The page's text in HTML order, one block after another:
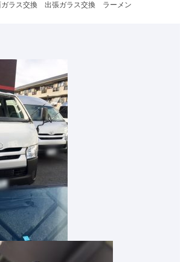
ラス交換 出張ガラス交換 ラーメン